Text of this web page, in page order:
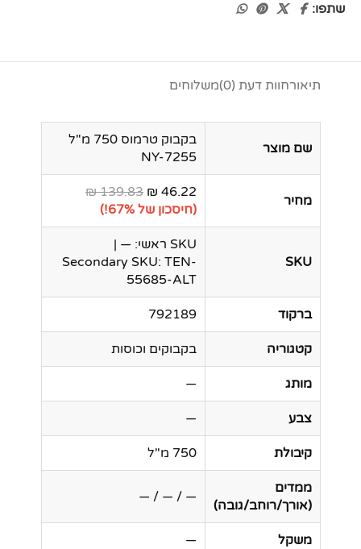
שתפו:
תיאורחוות דעת (0) משלוחים
שם מוצר
בקבוק טרמוס 750 מ"ל
NY-7255
מחיר
46.22 ₪
139.83 ₪
(חיסכון של 67%!)
SKU
SKU ראשי: — |
Secondary SKU: TEN-
55685-ALT
ברקוד 792189
קטגוריה בקבוקים וכוסות
מותג —
צבע —
קיבולת 750 מ"ל
ממדים
(אורך/רוחב/גובה)
— / — / —
משקל —